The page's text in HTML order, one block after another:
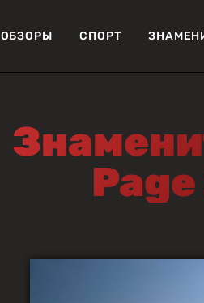
ОБЗОРЫ СПОРТ